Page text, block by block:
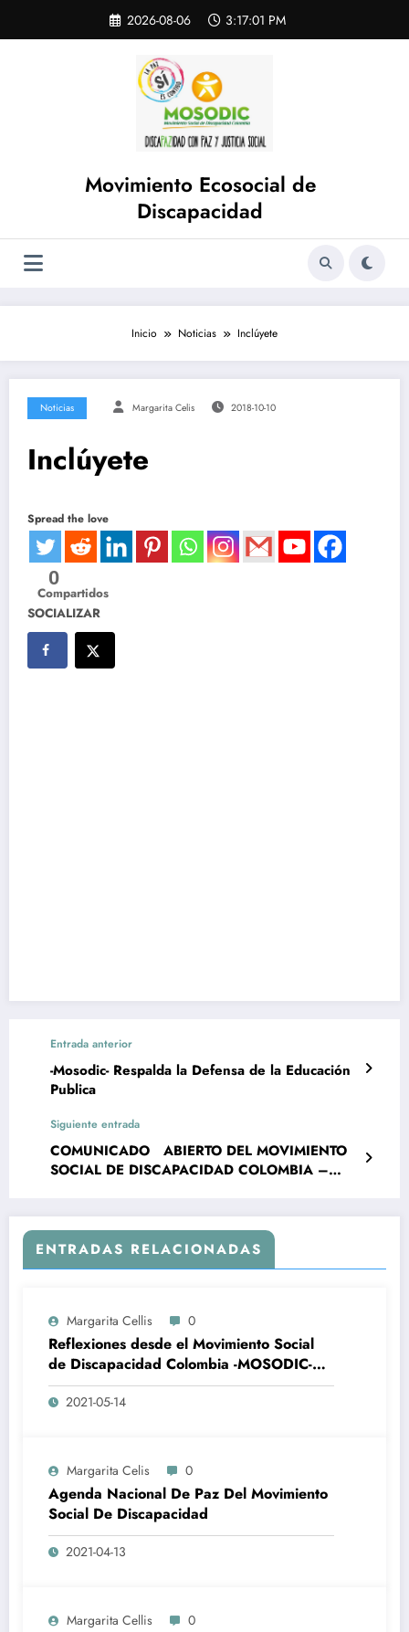
contenido
2026-08-06 3:17:02 PM
Movimiento Ecosocial de
Discapacidad
Inicio Noticias Inclúyete
Noticias Margarita Celis 2018-10-10
Inclúyete
Spread the love
0
Compartidos
SOCIALIZAR
Entrada anterior
-Mosodic- Respalda la Defensa de la Educación
Publica
Siguiente entrada
COMUNICADO ABIERTO DEL MOVIMIENTO
SOCIAL DE DISCAPACIDAD COLOMBIA –
ENTRADAS RELACIONADAS
Margarita Cellis 0
Reflexiones desde el Movimiento Social
de Discapacidad Colombia -MOSODIC-
ante la represión violenta desatada por el
gobierno de Iván Duque
2021-05-14
Margarita Celis 0
Agenda Nacional De Paz Del Movimiento
Social De Discapacidad
2021-04-13
Margarita Cellis 0